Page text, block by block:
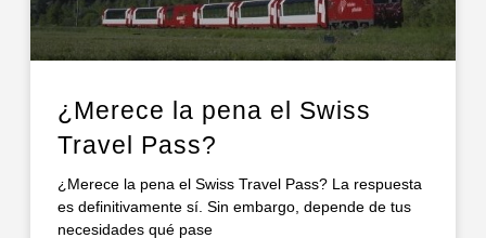
¿Merece la pena el Swiss
Travel Pass?
¿Merece la pena el Swiss Travel Pass? La respuesta
es definitivamente sí. Sin embargo, depende de tus
necesidades qué pase